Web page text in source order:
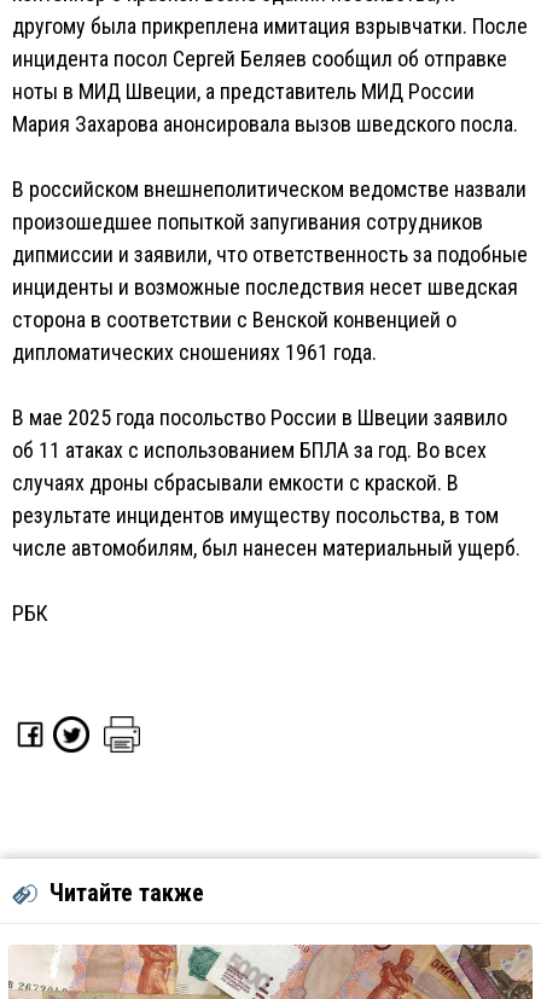
другому была прикреплена имитация взрывчатки. После
инцидента посол Сергей Беляев сообщил об отправке
ноты в МИД Швеции, а представитель МИД России
Мария Захарова анонсировала вызов шведского посла.
В российском внешнеполитическом ведомстве назвали
произошедшее попыткой запугивания сотрудников
дипмиссии и заявили, что ответственность за подобные
инциденты и возможные последствия несет шведская
сторона в соответствии с Венской конвенцией о
дипломатических сношениях 1961 года.
В мае 2025 года посольство России в Швеции заявило
об 11 атаках с использованием БПЛА за год. Во всех
случаях дроны сбрасывали емкости с краской. В
результате инцидентов имуществу посольства, в том
числе автомобилям, был нанесен материальный ущерб.
РБК
Читайте также